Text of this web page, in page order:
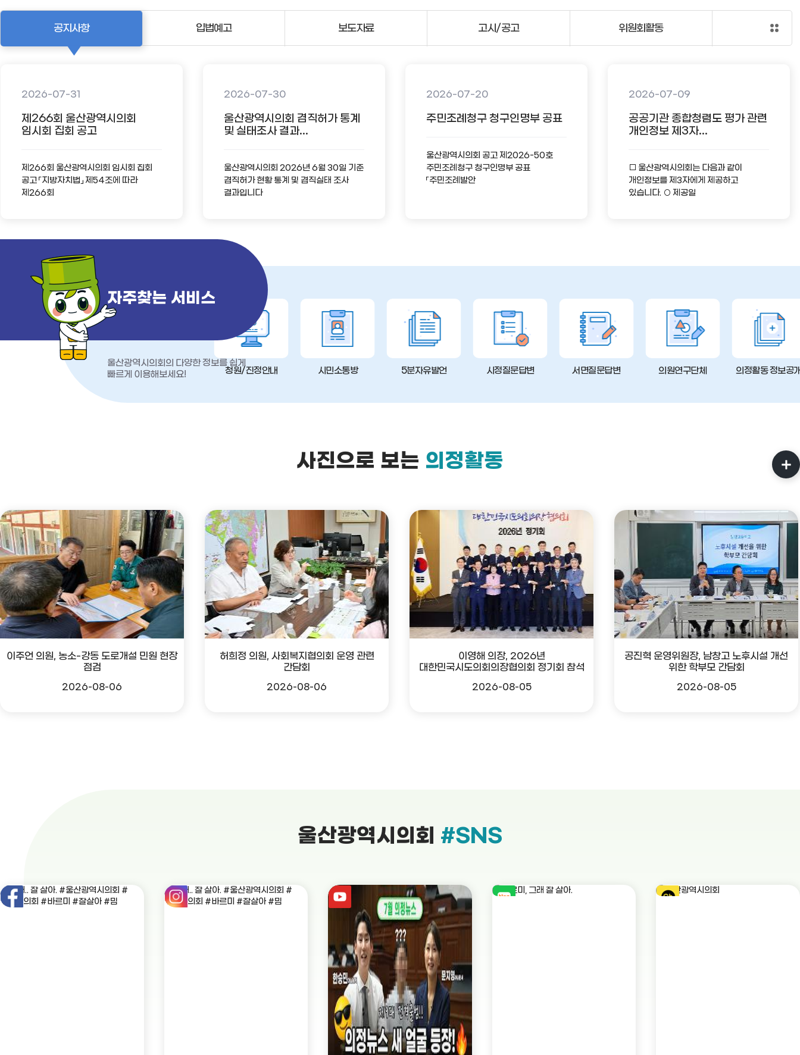
공지사항
2026-07-31
제266회 울산광역시의회
임시회 집회 공고
제266회 울산광역시의회 임시회 집회
공고 「지방자치법」 제54조에 따라
제266회
2026-07-30
울산광역시의회 겸직허가 통계
및 실태조사 결과...
울산광역시의회 2026년 6월 30일 기준
겸직허가 현황 통계 및 겸직실태 조사
결과입니다
2026-07-20
주민조례청구 청구인명부 공표
울산광역시의회 공고 제2026-50호
주민조례청구 청구인명부 공표
「주민조례발안
2026-07-09
공공기관 종합청렴도 평가 관련
개인정보 제3자...
□ 울산광역시의회는 다음과 같이
개인정보를 제3자에게 제공하고
있습니다. ○ 제공일
입법예고 보도자료 고시/공고 위원회활동
자주찾는 서비스
울산광역시의회의 다양한 정보를 쉽게
빠르게 이용해보세요!
청원/진정안내 시민소통방 5분자유발언 시정질문답변 서면질문답변 의원연구단체 의정활동 정보공
사진으로 보는 의정활동
이주언 의원, 농소-강동 도로개설 민원 현장
점검
2026-08-06
허희정 의원, 사회복지협의회 운영 관련
간담회
2026-08-06
이영해 의장, 2026년
대한민국시도의회의장협의회 정기회 참석
2026-08-05
공진혁 운영위원장, 남창고 노후시설 개선
위한 학부모 간담회
2026-08-05
울산광역시의회 #SNS